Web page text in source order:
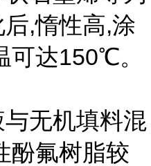
,惰性高,涂
可达150℃。
无机填料混
酚氟树脂较